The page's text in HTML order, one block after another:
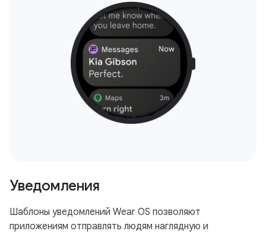
Уведомления
Шаблоны уведомлений Wear OS позволяют
приложениям отправлять людям наглядную и